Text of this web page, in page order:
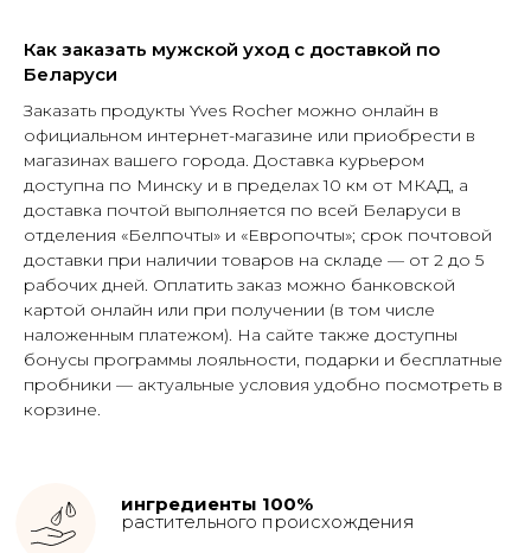
Как заказать мужской уход с доставкой по
Беларуси
Заказать продукты Yves Rocher можно онлайн в
официальном интернет-магазине или приобрести в
магазинах вашего города. Доставка курьером
доступна по Минску и в пределах 10 км от МКАД, а
доставка почтой выполняется по всей Беларуси в
отделения «Белпочты» и «Европочты»; срок почтовой
доставки при наличии товаров на складе — от 2 до 5
рабочих дней. Оплатить заказ можно банковской
картой онлайн или при получении (в том числе
наложенным платежом). На сайте также доступны
бонусы программы лояльности, подарки и бесплатные
пробники — актуальные условия удобно посмотреть в
корзине.
ингредиенты 100%
растительного происхождения